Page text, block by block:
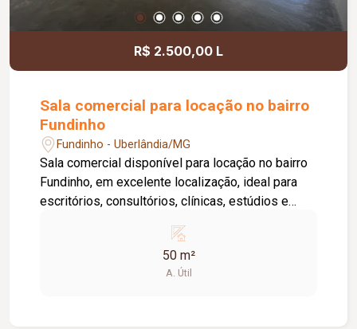
R$ 2.500,00 L
Sala comercial para locação no bairro
Fundinho
Fundinho - Uberlândia/MG
Sala comercial disponível para locação no bairro
Fundinho, em excelente localização, ideal para
escritórios, consultórios, clínicas, estúdios e
aproximadamente 50 m², forro em gesso, copa,
ponto de água, interfone e acesso por senha,
oferecendo praticidade e funcionalidade para o
50 m²
A. Útil